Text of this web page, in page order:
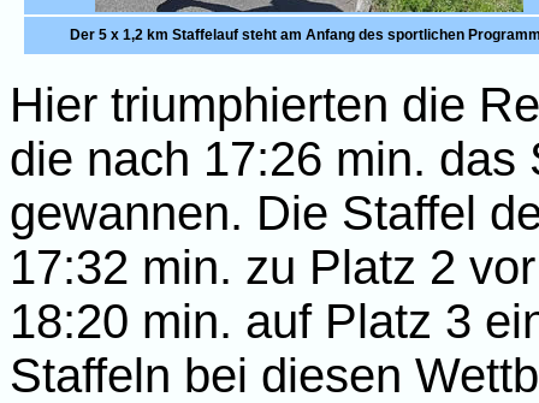
Der 5 x 1,2 km Staffelauf steht am Anfang des sportlichen
Hier triumphierten die
die nach 17:26 min. das
gewannen. Die Staffel
17:32 min. zu Platz 2
18:20 min. auf Platz 3
Staffeln bei diesen